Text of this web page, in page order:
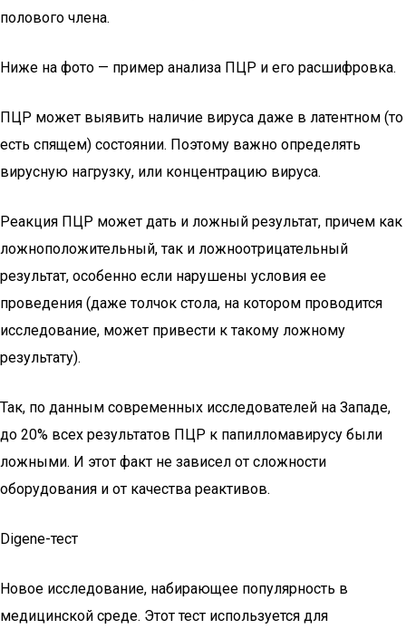
полового члена.
Ниже на фото — пример анализа ПЦР и его расшифровка.
ПЦР может выявить наличие вируса даже в латентном (то
есть спящем) состоянии. Поэтому важно определять
вирусную нагрузку, или концентрацию вируса.
Реакция ПЦР может дать и ложный результат, причем как
ложноположительный, так и ложноотрицательный
результат, особенно если нарушены условия ее
проведения (даже толчок стола, на котором проводится
исследование, может привести к такому ложному
результату).
Так, по данным современных исследователей на Западе,
до 20% всех результатов ПЦР к папилломавирусу были
ложными. И этот факт не зависел от сложности
оборудования и от качества реактивов.
Digene-тест
Новое исследование, набирающее популярность в
медицинской среде. Этот тест используется для